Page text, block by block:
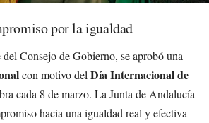
por la igualdad
Consejo de Gobierno, se aprobó una
con motivo del Día Internacional de
cada 8 de marzo. La Junta de Andalucía
hacia una igualdad real y efectiva